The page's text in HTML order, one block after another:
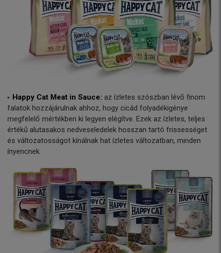
Happy Cat Meat in Sauce: az ízletes szószban lévő finom
falatok hozzájárulnak ahhoz, hogy cicád folyadékigénye
megfelelő mértékben ki legyen elégítve. Ezek az ízletes, teljes
értékű alutasakos nedveseledelek hosszan tartó frissességet
és változatosságot kínálnak hat ízletes változatban, minden
ínyencnek.